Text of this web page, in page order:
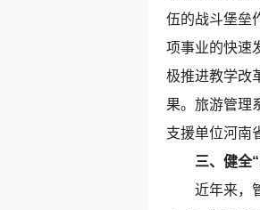
伍的战斗堡垒
项事业的快速
极推进教学改
果。旅游管理
支援单位河南
三、健全“
近年来，管